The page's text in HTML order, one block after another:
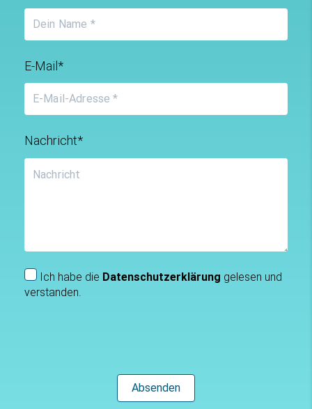
E-Mail*
Nachricht*
Ich habe die Datenschutzerklärung gelesen und
verstanden.